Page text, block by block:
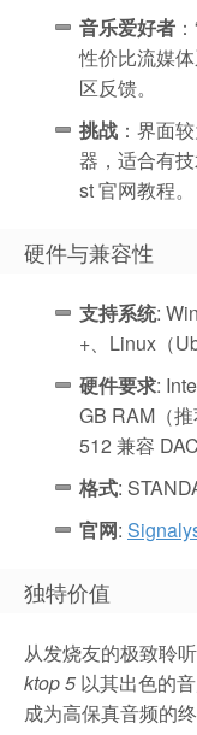
音乐爱好者
性价比流媒
区反馈。
挑战 ：界面
器，适合有
st 官网教程。
硬件与兼容性
支持系统:
+、Linux（
硬件要求:
GB RAM（
512 兼容
格式:
官网:
独特价值
从发烧友的极致聆
ktop 5 以其出色的
成为高保真音频的